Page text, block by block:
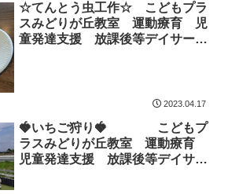
☆てんとう虫工作☆ こどもプラ
スみどりが丘教室 運動療育 児
童発達支援 放課後等デイサービ
2023.04.17
🍓いちご狩り🍓 こどもプ
ラスみどりが丘教室 運動療育
児童発達支援 放課後等デイサー